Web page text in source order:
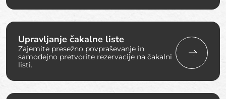
Upravljanje čakalne liste
Zajemite presežno povpraševanje in
samodejno pretvorite rezervacije na čakalni
listi.